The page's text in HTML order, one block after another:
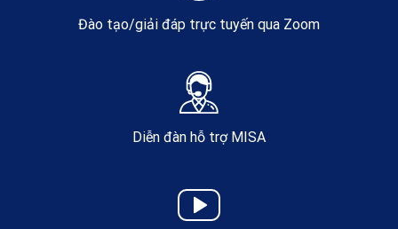
Đào tạo/giải đáp trực tuyến qua Zoom
Diễn đàn hỗ trợ MISA